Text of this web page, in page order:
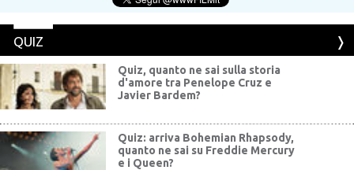
QUIZ
Quiz, quanto ne sai sulla storia
d'amore tra Penelope Cruz e
Javier Bardem?
Quiz: arriva Bohemian Rhapsody,
quanto ne sai su Freddie Mercury
e i Queen?